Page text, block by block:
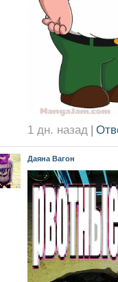
1 дн. назад |
Даяна Вагон